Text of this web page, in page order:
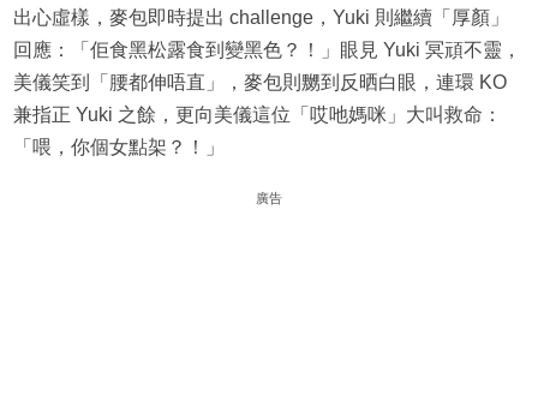
出心虛樣，麥包即時提出 challenge，Yuki 則繼續「厚顏」
回應：「佢食黑松露食到變黑色？！」眼見 Yuki 冥頑不靈，
美儀笑到「腰都伸唔直」，麥包則嬲到反晒白眼，連環 KO
兼指正 Yuki 之餘，更向美儀這位「哎吔媽咪」大叫救命：
「喂，你個女點架？！」
廣告